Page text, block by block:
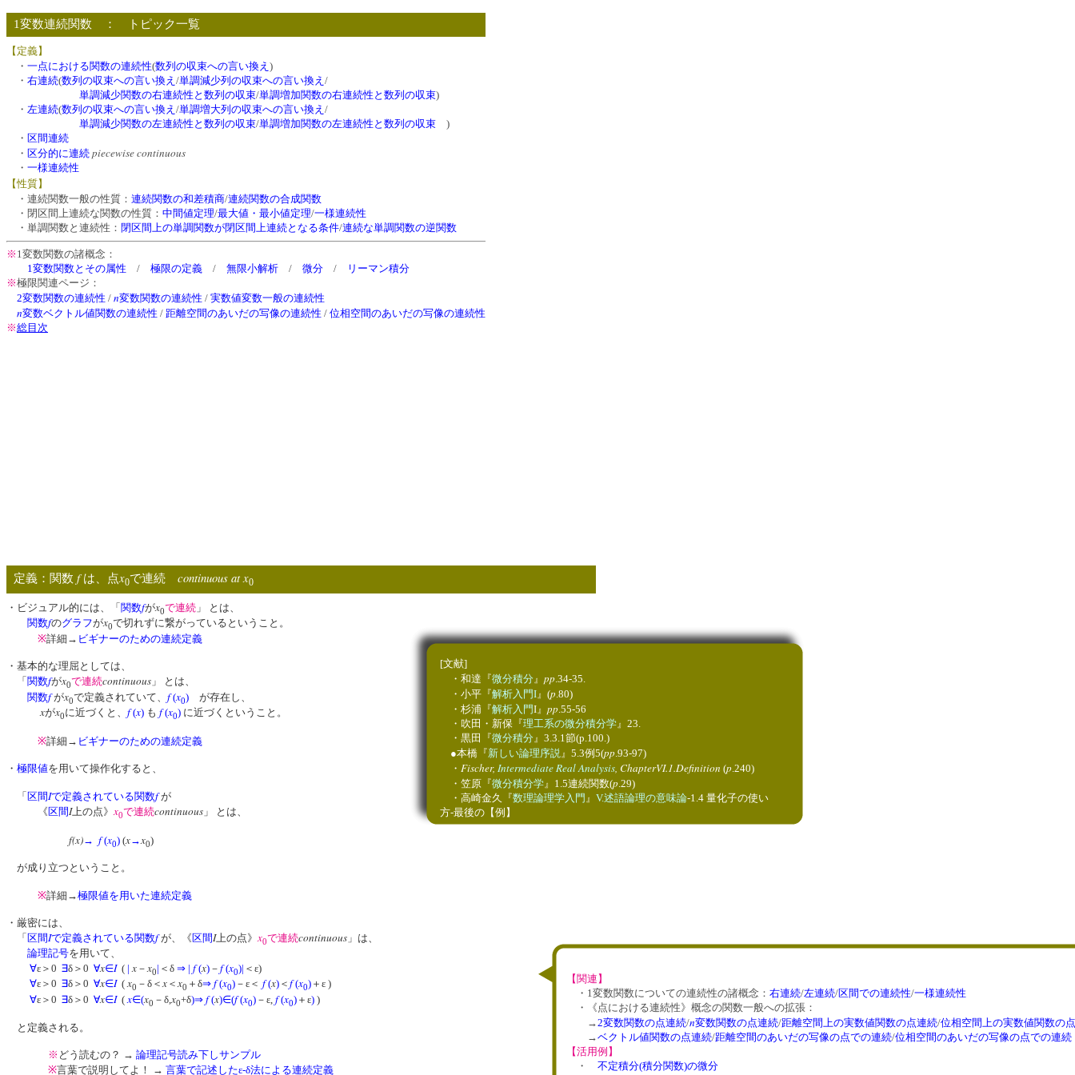
1変数連続関数 ： トピック一覧
【定義】
・ 一点における関数の連続性(数列の収束への言い換え )
・ 右連続(数列の収束への言い換え /単調減少列の収束への言い換え /
単調減少関数の右連続性と数列の収束/単調増加関数の右連続性と数列の収束)
・ 左連続(数列の収束への言い換え /単調増大列の収束への言い換え /
単調減少関数の左連続性と数列の収束/単調増加関数の左連続性と数列の収束 )
・ 区間連続
・ 区分的に連続 piecewise continuous
・ 一様連続性
【性質】
・連続関数一般の性質： 連続関数の和差積商/連続関数の合成関数
・閉区間上連続な関数の性質： 中間値定理/最大値・最小値定理/一様連続性
・単調関数と連続性： 閉区間上の単調関数が閉区間上連続となる条件/連続な単調関数の逆関数
※ 1変数関数の諸概念：
1変数関数とその属性 / 極限の定義 / 無限小解析 / 微分 /
リーマン積分
※極限関連ページ：
2変数関数の連続性 / n変数関数の連続性 / 実数値変数一般の連続性
n変数ベクトル値関数の連続性 / 距離空間のあいだの写像の連続性 / 位相空間のあいだの写像の連続性
※総目次
定義：関数fは、点x0で連続continuous at x0
・ビジュアル的には、「関数fがx0で連続 」 とは、
関数fのグラフがx0で切れずに繋がっているということ。
※詳細→ ビギナーのための連続定義
・基本的な理屈としては、
「 関数fがx0で連続continuous 」 とは、
関数fがx0で定義されていて、 f(x0) が存在し、
xがx0に近づくと、 f(x) も f(x0) に近づくということ。
※詳細→ ビギナーのための連続定義
・ 極限値を用いて操作化すると、
「 区間Iで定義されている関数fが
《区間I上の点》 x0で連続continuous 」 とは、
f(x)→ f(x0) (x→ x0)
[文献]
・和達『微分積分』 pp.34-35.
・ 小平『解析入門I』(p.80)
・杉浦『解析入門I』 pp.55-56
・吹田・新保『理工系の微分積分学』23.
・黒田『微分積分』3.3.1節(p.100.)
●本橋『新しい論理序説』5.3例5(pp.93-97)
・ Fischer, Intermediate Real Analysis, ChapterVI.1.Definition (p.240)
・笠原『微分積分学』1.5連続関数(p.29)
・高崎金久『数理論理学入門 』 V.述語論理の意味論-1.4 量化子の使い
方-最後の【例】
が成り立つということ。
※詳細→極限値を用いた連続定義
・厳密には、
【関連】
・1変数関数についての連続性の諸概念： 右連続/左連続/区間での連続性/一様連続性
・《点における連続性》概念の関数一般への拡張：
→2変数関数の点連続/n変数関数の点連続/距離空間上の実数値関数の点連続/位相空間上の実数値関数の
→ベクトル値関数の点連続/距離空間のあいだの写像の点での連続/位相空間のあいだの写像の点での連続
【活用例】
・ 不定積分(積分関数)の微分
「 区間Iで定義されている関数fが、《区間I上の点》x0で連続continuous 」は、
論理記号を用いて、
∀ε＞0 ∃δ＞0 ∀x∈I( | x － x0| ＜δ ⇒ | f(x) － f(x0)| ＜ε)
∀ε＞0 ∃δ＞0 ∀x∈I(x0 －δ＜x ＜x0 ＋δ⇒ f(x0) －ε＜ f(x) ＜ f(x0) ＋ε )
∀ε＞0 ∃δ＞0 ∀x∈I(x∈(x0 －δ,x0+δ)⇒ f(x)∈(f(x0) －ε, f(x0) ＋ε) )
と定義される。
※ どう読むの？ → 論理記号読み下しサンプル
※言葉で説明してよ！ → 言葉で記述したε-δ法による連続定義